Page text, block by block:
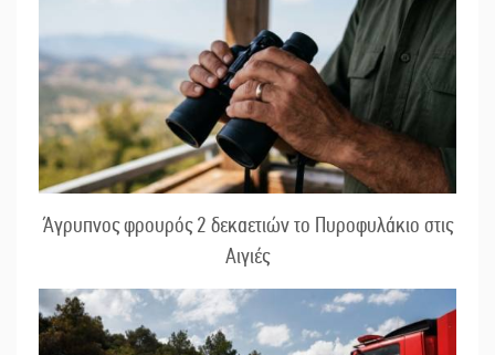
Άγρυπνος φρουρός 2 δεκαετιών το Πυροφυλάκιο στις
Αιγιές